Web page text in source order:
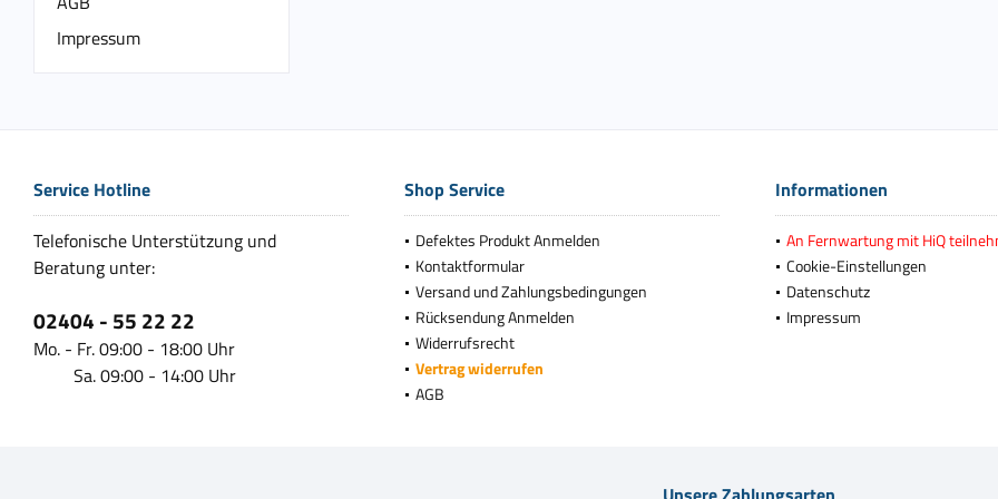
Impressum
Service Hotline
Telefonische Unterstützung und
Beratung unter:
02404 - 55 22 22
Mo. - Fr. 09:00 - 18:00 Uhr
Sa. 09:00 - 14:00 Uhr
Shop Service
Defektes Produkt Anmelden
Kontaktformular
Versand und Zahlungsbedingungen
Rücksendung Anmelden
Widerrufsrecht
Vertrag widerrufen
AGB
Informationen
An Fernwartung mit HiQ
Cookie-Einstellungen
Datenschutz
Impressum